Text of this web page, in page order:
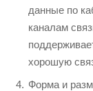
данные по
каналам
хорошую
Форма и